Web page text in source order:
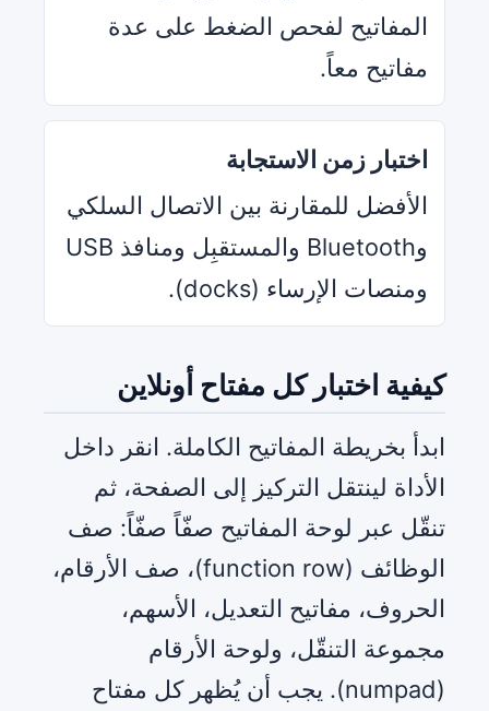
المفاتيح لفحص الضغط على عدة
مفاتيح معاً.
اختبار زمن الاستجابة
الأفضل للمقارنة بين الاتصال السلكي
وBluetooth والمستقبِل ومنافذ USB
ومنصات الإرساء (docks).
كيفية اختبار كل مفتاح أونلاين
ابدأ بخريطة المفاتيح الكاملة. انقر داخل
الأداة لينتقل التركيز إلى الصفحة، ثم
تنقّل عبر لوحة المفاتيح صفّاً صفّاً: صف
الوظائف (function row)، صف الأرقام،
الحروف، مفاتيح التعديل، الأسهم،
مجموعة التنقّل، ولوحة الأرقام
(numpad). يجب أن يُظهر كل مفتاح